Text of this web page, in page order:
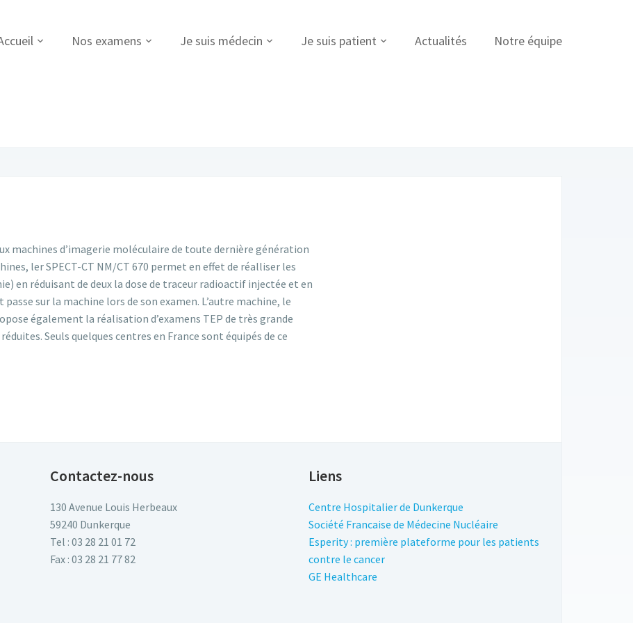
Nos examens Je suis médecin Je suis patient Actualités Notre équipe
machines d’imagerie moléculaire de toute dernière génération
ler SPECT-CT NM/CT 670 permet en effet de réalliser les
en réduisant de deux la dose de traceur radioactif injectée et en
sur la machine lors de son examen. L’autre machine, le
également la réalisation d’examens TEP de très grande
Seuls quelques centres en France sont équipés de ce
Contactez-nous
130 Avenue Louis Herbeaux
59240 Dunkerque
Tel : 03 28 21 01 72
Fax : 03 28 21 77 82
Liens
Centre Hospitalier de Dunkerque
Société Francaise de Médecine Nucléaire
Esperity : première plateforme pour les patients
contre le cancer
GE Healthcare